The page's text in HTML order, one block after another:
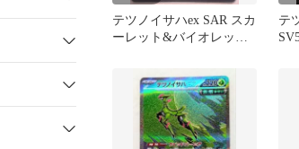
テツノイサハex SAR スカ
ーレット&バイオレット
テ